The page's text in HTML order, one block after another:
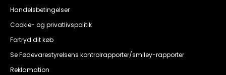
Handelsbetingelser
Cookie- og privatlivspolitik
Fortryd dit køb
Se Fødevarestyrelsens kontrolrapporter/smiley-rapporter
Reklamation